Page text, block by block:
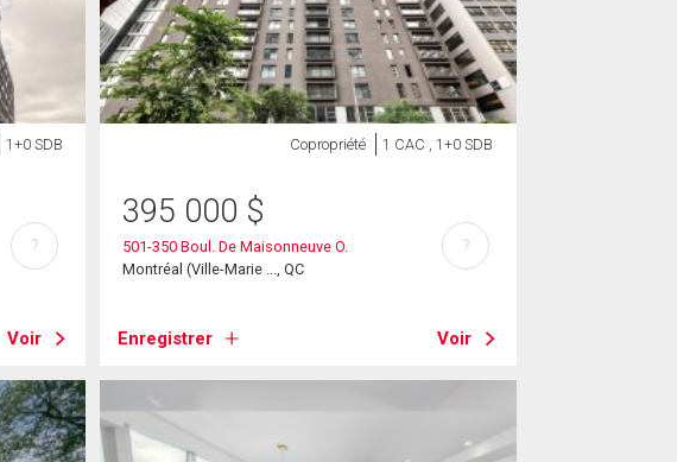
1+0 SDB
Voir
?
Copropriété 1 CAC , 1+0 SDB
395 000 $
501-350 Boul. De Maisonneuve O.
Montréal (Ville-Marie ..., QC
Enregistrer Voir
?